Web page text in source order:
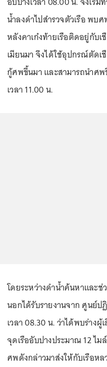
น้ำลงดำไปสำรวจตัวเรือ พบ
หลังคาเก๋งท้ายเรือติดอยู่กับเ
เมียนมา จึงได้ใช้อุปกรณ์ตัดเ
กู้ศพขึ้นมา และสามารถนำศ
เวลา 11.00 น.
โดยระหว่างดำน้ำค้นหาและ
นอกได้รับรายงานจาก ศูนย์ป
เวลา 08.30 น. ว่าได้พบร่าง
จุดเรืออับปางประมาณ 12 ไม
ศพดังกล่าวมาส่งให้กับเรือหล